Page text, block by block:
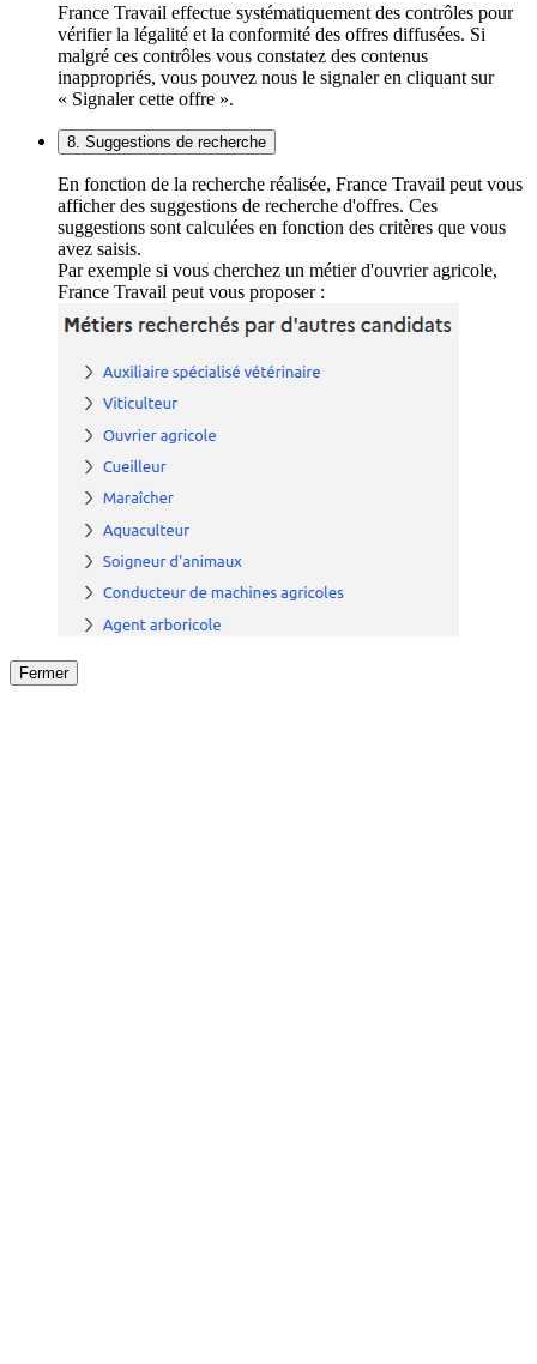
France Travail effectue systématiquement des contrôles pour
vérifier la légalité et la conformité des offres diffusées. Si
malgré ces contrôles vous constatez des contenus
inappropriés, vous pouvez nous le signaler en cliquant sur
« Signaler cette offre ».
8. Suggestions de recherche
En fonction de la recherche réalisée, France Travail peut vous
afficher des suggestions de recherche d'offres. Ces
suggestions sont calculées en fonction des critères que vous
avez saisis.
Par exemple si vous cherchez un métier d'ouvrier agricole,
France Travail peut vous proposer :
Fermer